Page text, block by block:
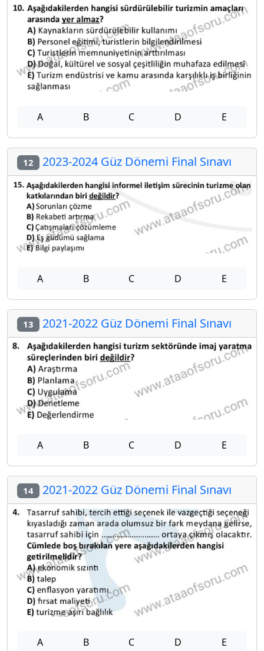
A B C D E
12 2023-2024 Güz Dönemi Final Sınavı
A B C D E
13 2021-2022 Güz Dönemi Final Sınavı
A B C D E
14 2021-2022 Güz Dönemi Final Sınavı
A B C D E